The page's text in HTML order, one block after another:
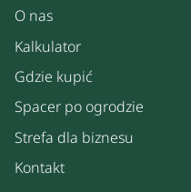
O nas
Kalkulator
Gdzie kupić
Spacer po ogrodzie
Strefa dla biznesu
Kontakt